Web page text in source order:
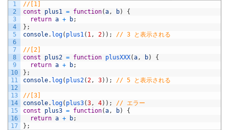
1
2
3
4
5
6
7
8
9
10
11
12
13
14
15
16
17
//[1]
const
plus1 = function(a, b)
{
return a + b;
} ;
console. log( plus1( 1, 2) ) ; // 3 と表示される
//[2]
const
plus2 = function plusXXX(a, b)
{
return a + b;
} ;
console. log( plus2(2, 3) ) ; // 5 と表示される
//[3]
console. log( plus3(3, 4) ) ;
// エラー
const
plus3 = function(a, b)
{
return a + b;
} ;